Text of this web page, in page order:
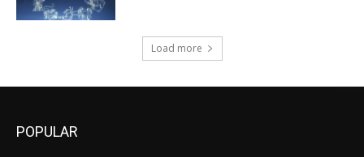
Load more
POPULAR